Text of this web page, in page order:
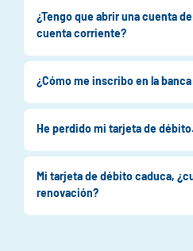
¿Tengo que abrir una cuenta
cuenta corriente?
¿Cómo me inscribo en la
He perdido mi tarjeta de
Mi tarjeta de débito caduca,
renovación?